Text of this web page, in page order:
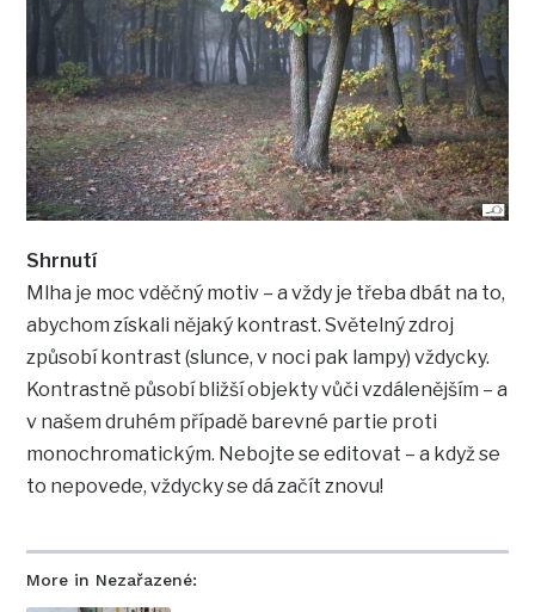
More in Nezařazené:
Shrnutí
Mlha je moc vděčný motiv – a vždy je třeba dbát na to,
abychom získali nějaký kontrast. Světelný zdroj
způsobí kontrast (slunce, v noci pak lampy) vždycky.
Kontrastně působí bližší objekty vůči vzdálenějším – a
v našem druhém případě barevné partie proti
monochromatickým. Nebojte se editovat – a když se
to nepovede, vždycky se dá začít znovu!